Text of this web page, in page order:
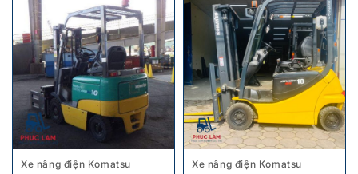
Xe nâng điện Komatsu Xe nâng điện Komatsu